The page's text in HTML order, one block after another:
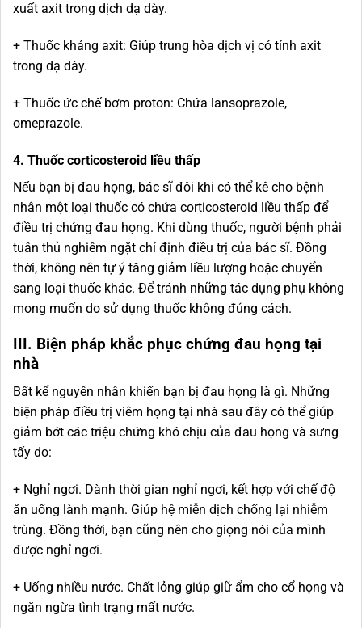
xuất axit trong dịch dạ dày.
+ Thuốc kháng axit: Giúp trung hòa dịch vị có tính axit
trong dạ dày.
+ Thuốc ức chế bơm proton: Chứa lansoprazole,
omeprazole.
4. Thuốc corticosteroid liều thấp
Nếu bạn bị đau họng, bác sĩ đôi khi có thể kê cho bệnh
nhân một loại thuốc có chứa corticosteroid liều thấp để
điều trị chứng đau họng. Khi dùng thuốc, người bệnh phải
tuân thủ nghiêm ngặt chỉ định điều trị của bác sĩ. Đồng
thời, không nên tự ý tăng giảm liều lượng hoặc chuyển
sang loại thuốc khác. Để tránh những tác dụng phụ không
mong muốn do sử dụng thuốc không đúng cách.
III. Biện pháp khắc phục chứng đau họng tại
nhà
Bất kể nguyên nhân khiến bạn bị đau họng là gì. Những
biện pháp điều trị viêm họng tại nhà sau đây có thể giúp
giảm bớt các triệu chứng khó chịu của đau họng và sưng
tấy do:
+ Nghỉ ngơi. Dành thời gian nghỉ ngơi, kết hợp với chế độ
ăn uống lành mạnh. Giúp hệ miễn dịch chống lại nhiễm
trùng. Đồng thời, bạn cũng nên cho giọng nói của mình
được nghỉ ngơi.
+ Uống nhiều nước. Chất lỏng giúp giữ ẩm cho cổ họng và
ngăn ngừa tình trạng mất nước.